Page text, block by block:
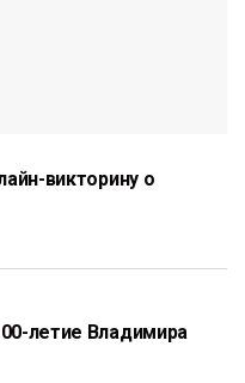
викторину о
летие Владимира